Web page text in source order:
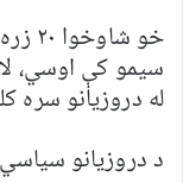
خو
سیمو کې اوسي،
له دروزیانو سره
د دروزیانو